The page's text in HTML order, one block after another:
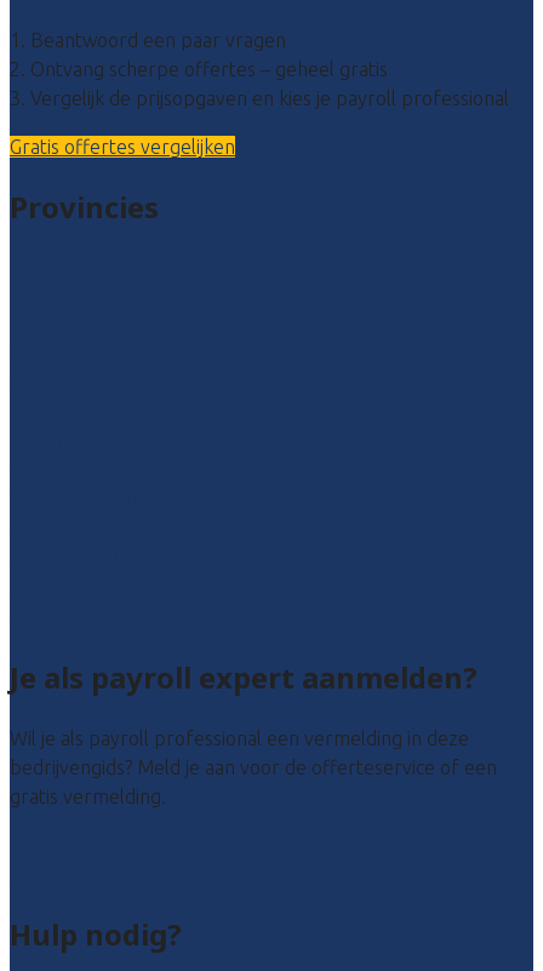
1. Beantwoord een paar vragen
2. Ontvang scherpe offertes – geheel gratis
3. Vergelijk de prijsopgaven en kies je payroll professional
Gratis offertes vergelijken
Provincies
Je als payroll expert aanmelden?
Wil je als payroll professional een vermelding in deze
bedrijvengids? Meld je aan voor de offerteservice of een
gratis vermelding.
Hulp nodig?